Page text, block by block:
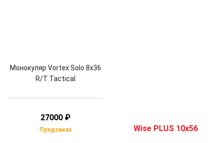
Монокуляр Vortex Solo 8x36
R/T Tactical
27000 ₽
Предзаказ